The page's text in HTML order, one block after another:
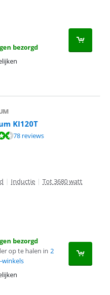
bezorgd
KI120T
op 78 reviews.
78 reviews
| Inductie | Tot 3680 watt
bezorgd
op te halen in 2
winkels